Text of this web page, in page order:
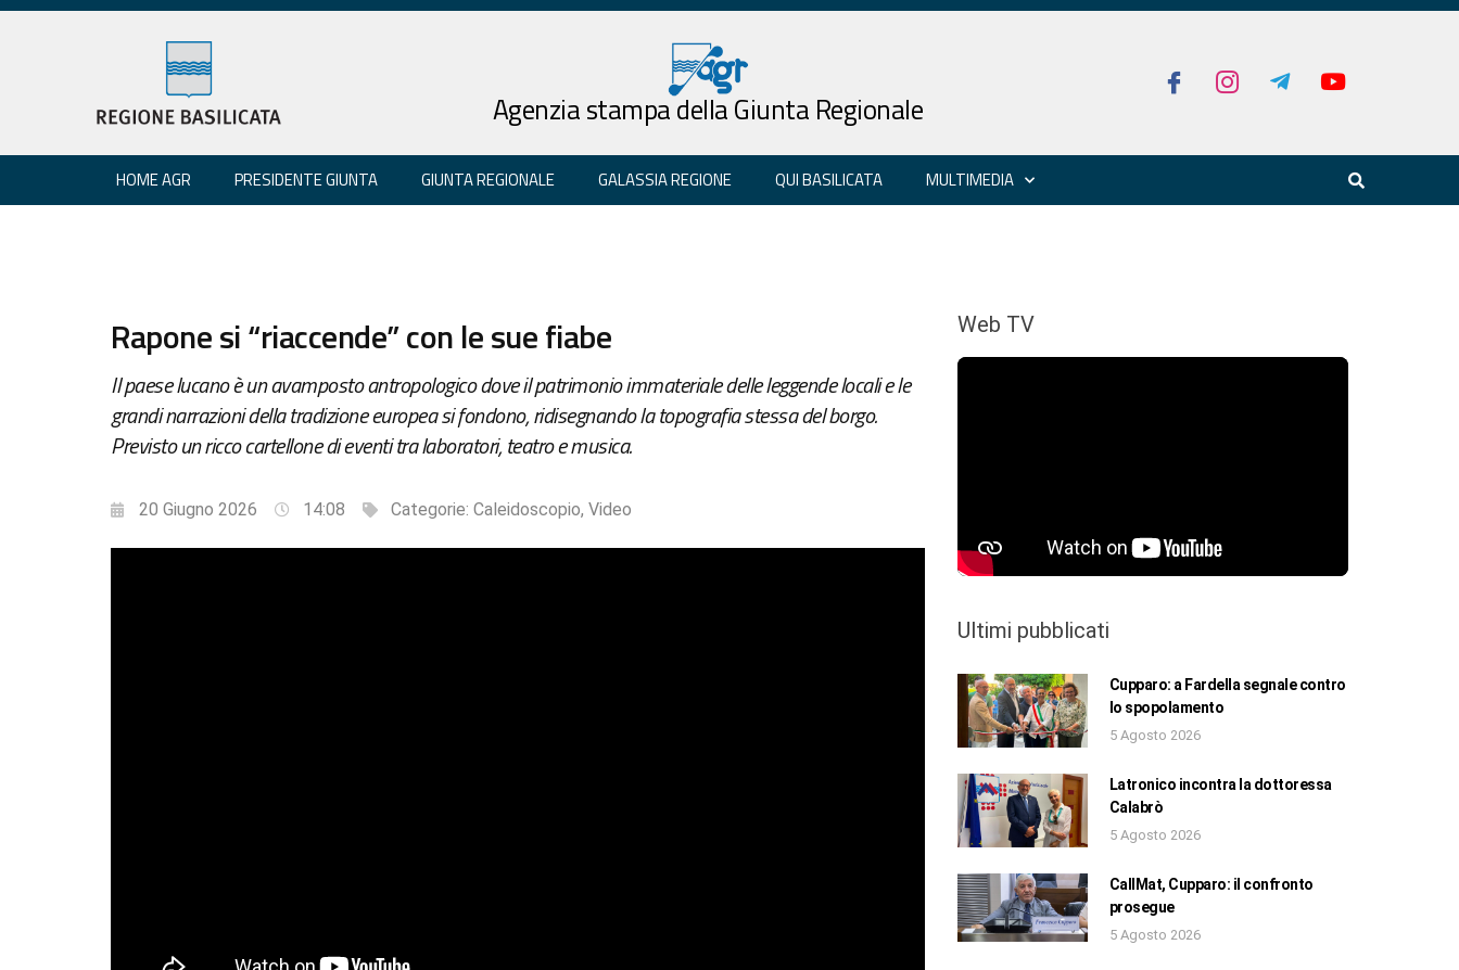
Agenzia stampa della Giunta Regionale
HOME AGR PRESIDENTE GIUNTA GIUNTA REGIONALE GALASSIA REGIONE QUI BASILICATA MULTIMEDIA
Rapone si “riaccende” con le sue fiabe
Il paese lucano è un avamposto antropologico dove il patrimonio immateriale delle leggende locali e le
grandi narrazioni della tradizione europea si fondono, ridisegnando la topografia stessa del borgo.
Previsto un ricco cartellone di eventi tra laboratori, teatro e musica.
20 Giugno 2026 14:08 Categorie: Caleidoscopio, Video
Web TV
Ultimi pubblicati
Cupparo: a Fardella segnale contro
lo spopolamento
5 Agosto 2026
Latronico incontra la dottoressa
Calabrò
5 Agosto 2026
CallMat, Cupparo: il confronto
prosegue
5 Agosto 2026